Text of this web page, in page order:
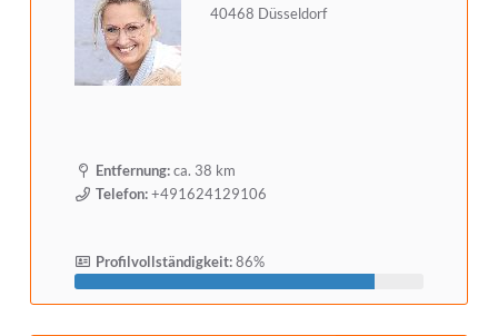
40468 Düsseldorf
Entfernung:ca. 38 km
Telefon:+491624129106
Profilvollständigkeit:86%